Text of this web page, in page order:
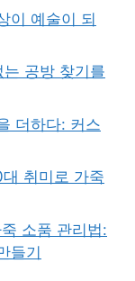
이 예술이 되
공방 찾기를
더하다: 커스
취미로 가죽
소품 관리법:
들기